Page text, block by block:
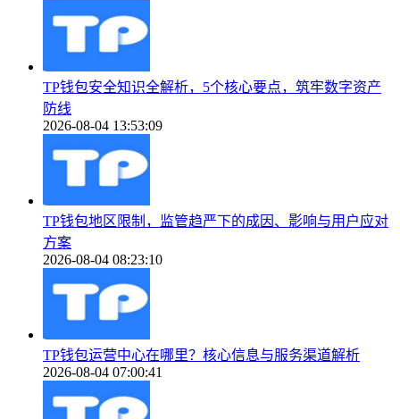
TP钱包安全知识全解析，5个核心要点，筑牢数字资产
防线
2026-08-04 13:53:09
TP钱包地区限制，监管趋严下的成因、影响与用户应对
方案
2026-08-04 08:23:10
TP钱包运营中心在哪里？核心信息与服务渠道解析
2026-08-04 07:00:41